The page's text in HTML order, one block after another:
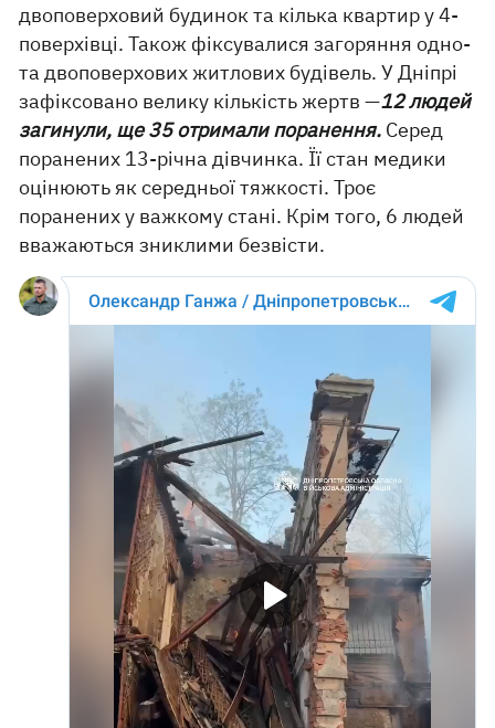
двоповерховий будинок та кілька квартир у 4-
поверхівці. Також фіксувалися загоряння одно-
та двоповерхових житлових будівель. У Дніпрі
зафіксовано велику кількість жертв —12 людей
загинули, ще 35 отримали поранення. Серед
поранених 13-річна дівчинка. Її стан медики
оцінюють як середньої тяжкості. Троє
поранених у важкому стані. Крім того, 6 людей
вважаються зниклими безвісти.